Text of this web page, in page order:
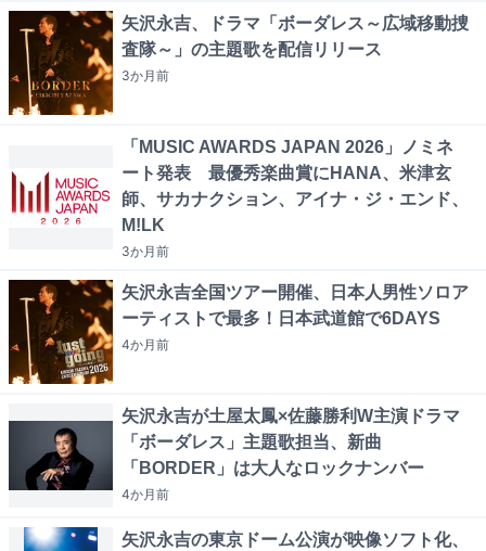
矢沢永吉、ドラマ「ボーダレス～広域移動捜
査隊～」の主題歌を配信リリース
3か月前
「MUSIC AWARDS JAPAN 2026」ノミネ
ート発表 最優秀楽曲賞にHANA、米津玄
師、サカナクション、アイナ・ジ・エンド、
M!LK
3か月前
矢沢永吉全国ツアー開催、日本人男性ソロア
ーティストで最多！日本武道館で6DAYS
4か月前
矢沢永吉が土屋太鳳×佐藤勝利W主演ドラマ
「ボーダレス」主題歌担当、新曲
「BORDER」は大人なロックナンバー
4か月前
矢沢永吉の東京ドーム公演が映像ソフト化、